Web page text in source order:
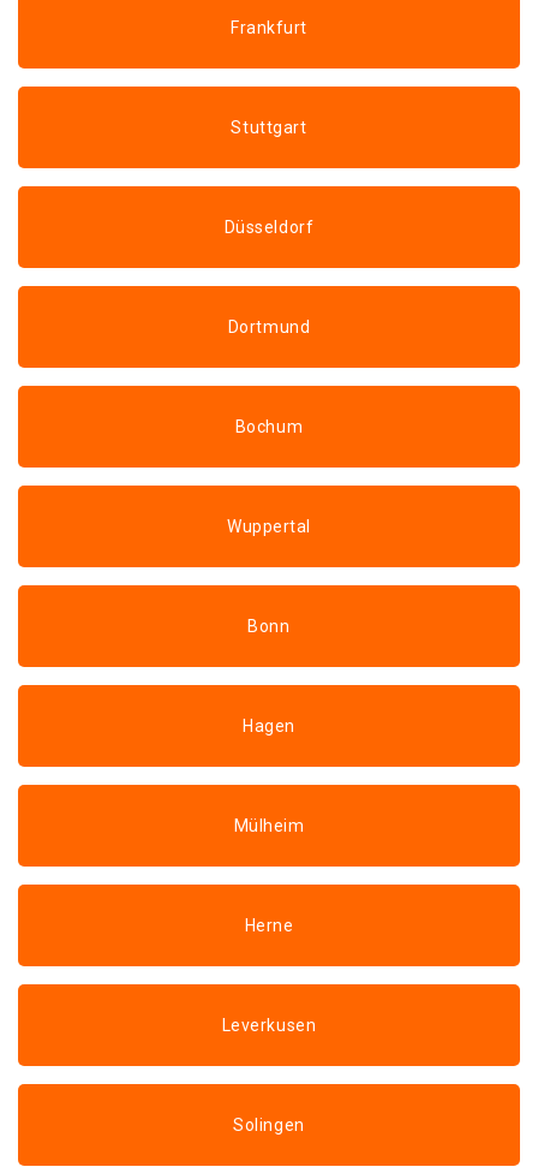
Frankfurt
Stuttgart
Düsseldorf
Dortmund
Bochum
Wuppertal
Bonn
Hagen
Mülheim
Herne
Leverkusen
Solingen